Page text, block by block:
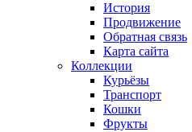
История
Продвижение
Обратная связь
Карта сайта
Коллекции
Курьёзы
Транспорт
Кошки
Фрукты